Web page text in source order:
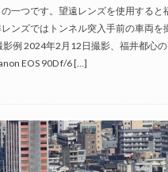
一つです。望遠レンズを使用すると
ンズではトンネル突入手前の車両を
影例 2024年2月12日撮影、福井都心
EOS 90D f/6 […]